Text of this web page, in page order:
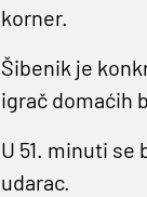
korner.
Šibenik je
igrač domaćih
U 51. minuti se
udarac.